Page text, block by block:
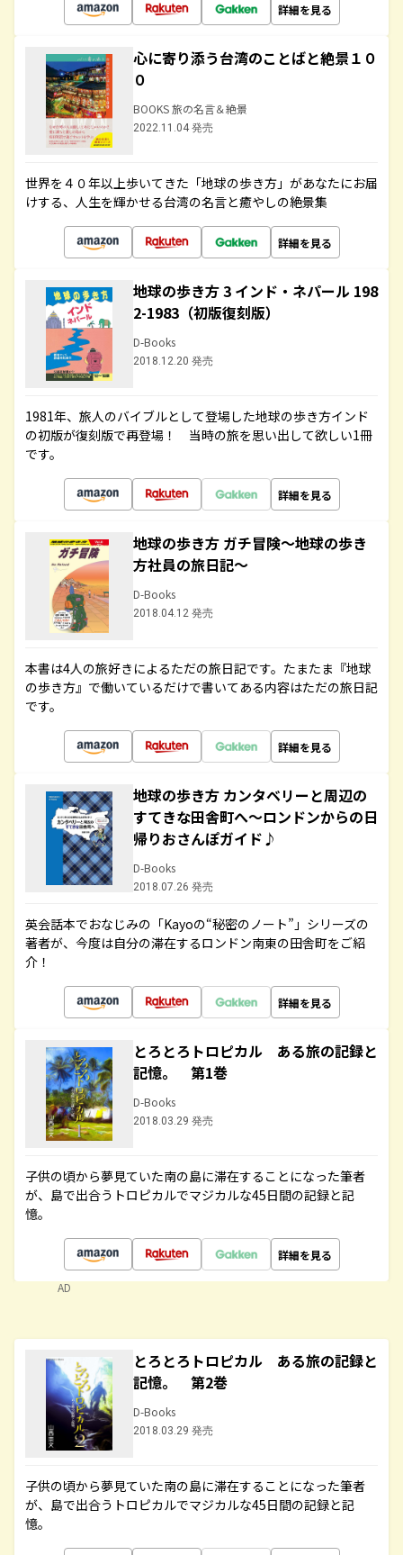
詳細を見る
心に寄り添う台湾のことばと絶景１０
０
BOOKS 旅の名言＆絶景
2022.11.04 発売
世界を４０年以上歩いてきた「地球の歩き方」があなたにお届
けする、人生を輝かせる台湾の名言と癒やしの絶景集
詳細を見る
地球の歩き方 3 インド・ネパール 198
2-1983（初版復刻版）
D-Books
2018.12.20 発売
1981年、旅人のバイブルとして登場した地球の歩き方インド
の初版が復刻版で再登場！ 当時の旅を思い出して欲しい1冊
です。
詳細を見る
地球の歩き方 ガチ冒険～地球の歩き
方社員の旅日記～
D-Books
2018.04.12 発売
本書は4人の旅好きによるただの旅日記です。たまたま『地球
の歩き方』で働いているだけで書いてある内容はただの旅日記
です。
詳細を見る
地球の歩き方 カンタベリーと周辺の
すてきな田舎町へ～ロンドンからの日
帰りおさんぽガイド♪
D-Books
2018.07.26 発売
英会話本でおなじみの「Kayoの“秘密のノート”」シリーズの
著者が、今度は自分の滞在するロンドン南東の田舎町をご紹
介！
詳細を見る
とろとろトロピカル ある旅の記録と
記憶。 第1巻
D-Books
2018.03.29 発売
子供の頃から夢見ていた南の島に滞在することになった筆者
が、島で出合うトロピカルでマジカルな45日間の記録と記
憶。
詳細を見る
AD
とろとろトロピカル ある旅の記録と
記憶。 第2巻
D-Books
2018.03.29 発売
子供の頃から夢見ていた南の島に滞在することになった筆者
が、島で出合うトロピカルでマジカルな45日間の記録と記
憶。